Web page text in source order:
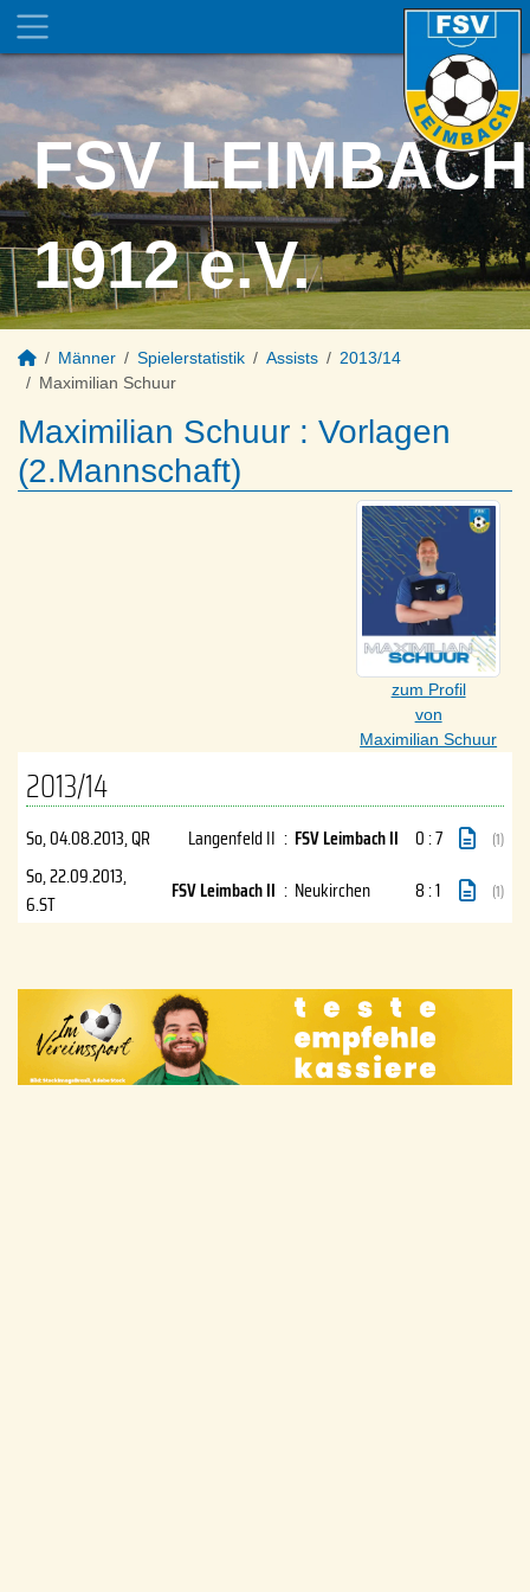
FSV LEIMBACH
1912 e.V.
Männer Spielerstatistik Assists
2013/14
Maximilian Schuur
Maximilian Schuur : Vorlagen
(2.Mannschaft)
zum Profil
von
Maximilian Schuur
2013/14
So, 04.08.2013, QR Langenfeld II : FSV Leimbach II 0 : 7 (1)
So, 22.09.2013,
6.ST
FSV Leimbach II : Neukirchen 8 : 1 (1)